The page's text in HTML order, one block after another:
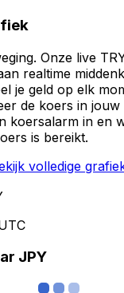
Onze live
realtime
je geld op elk
de koers in
koersalarm in en
is bereikt.
volledige
JPY